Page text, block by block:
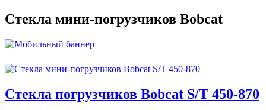
Стекла мини-погрузчиков Bobcat
Стекла погрузчиков Bobcat S/T 450-870